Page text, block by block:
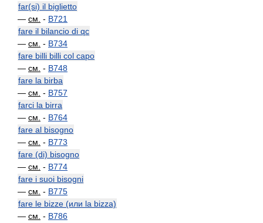
far(si) il biglietto
— см. - B721
fare il bilancio di qc
— см. - B734
fare billi billi col capo
— см. - B748
fare la birba
— см. - B757
farci la birra
— см. - B764
fare al bisogno
— см. - B773
fare (di) bisogno
— см. - B774
fare i suoi bisogni
— см. - B775
fare le bizze (или la bizza)
— см. - B786